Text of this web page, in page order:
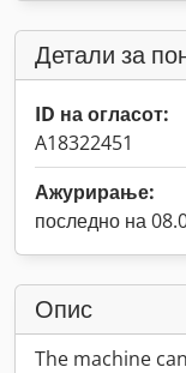
Детали за
ID на огласот:
A18322451
Ажурирање:
последно на
Опис
The machine